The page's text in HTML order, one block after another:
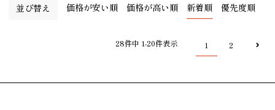
並び替え 価格が安い順 価格が高い順 新着順 優先度順
28件中 1-20件表示 1 2